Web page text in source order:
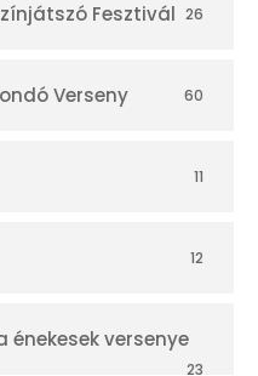
Fesztivál 26
Verseny 60
11
12
versenye
23